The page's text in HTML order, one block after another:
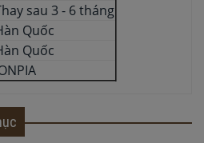
sau 3 - 6 tháng
Quốc
Quốc